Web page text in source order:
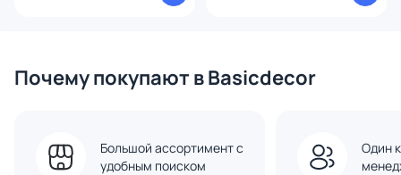
Почему покупают в Basicdecor
Большой ассортимент с
удобным поиском
Один